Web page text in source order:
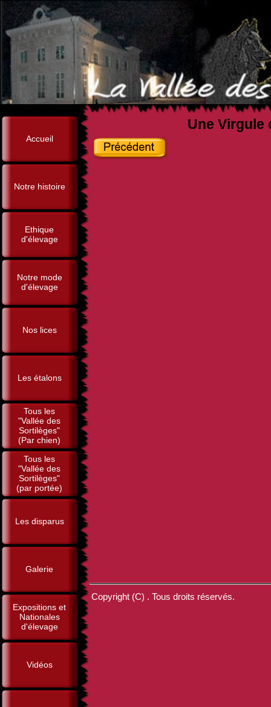
Accueil
Notre histoire
Ethique
d'élevage
Notre mode
d'élevage
Nos lices
Les étalons
Tous les
"Vallée des
Sortilèges"
(Par chien)
Tous les
"Vallée des
Sortilèges"
(par portée)
Les disparus
Galerie
Expositions et
Nationales
d'élevage
Vidéos
Une Virgule
Copyright (C) . Tous droits réservés.